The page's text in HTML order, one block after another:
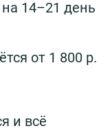
14–21 день
от 1 800 р.
и всё